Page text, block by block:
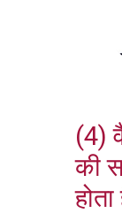
(4)
की